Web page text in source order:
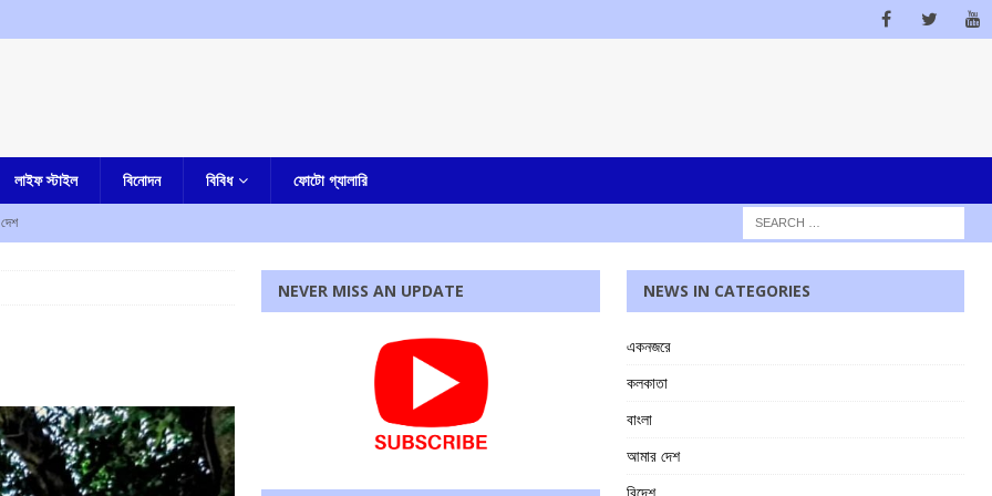
লাইফ স্টাইল বিনোদন বিবিধ ফোটো গ্যালারি
: মুখ্যমন্ত্রী
পেতে চলেছে কলকাতা হাইকোর্ট
কলকাতা পুর এলাকার ওয়ার্ড পুনর্বিন্যাস বিল আনছে সরকার
উত্তেজনা ডোমজুর এলাকায়.. বাংলা
NEVER MISS AN UPDATE NEWS IN CATEGORIES
একনজরে
কলকাতা
বাংলা
আমার দেশ